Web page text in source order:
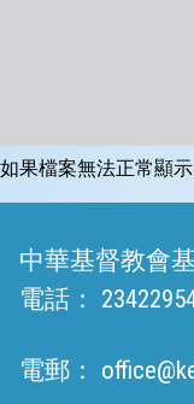
如果檔案無法正常顯示
中華基督教會
電話：
電郵：